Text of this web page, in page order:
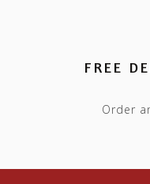
FREE
Order